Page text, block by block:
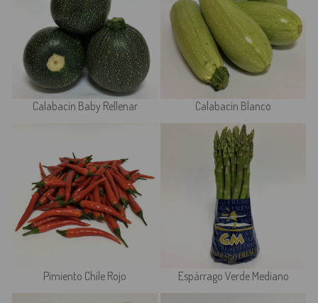
Calabacín Baby Rellenar Calabacín Blanco
Pimiento Chile Rojo Espárrago Verde Mediano